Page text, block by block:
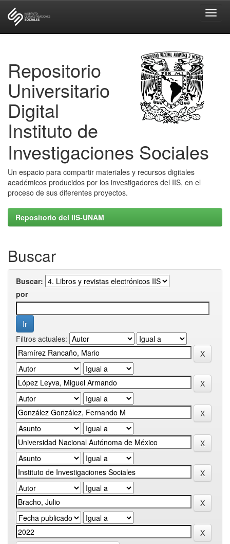
Repositorio
Universitario
Digital
Instituto de
Investigaciones Sociales
Un espacio para compartir materiales y recursos digitales
académicos producidos por los investigadores del IIS, en el
proceso de sus diferentes proyectos.
Repositorio del IIS-UNAM
Buscar
Buscar:
por
Filtros actuales: